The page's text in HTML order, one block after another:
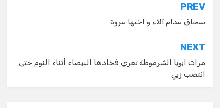
تصفّح
المقالات
PREV
سحاق مدام آلاء و اختها مروة
NEXT
مرات ابويا الشرموطة تعري فخادها البيضاء أثناء النوم حتى
انتصب زبي